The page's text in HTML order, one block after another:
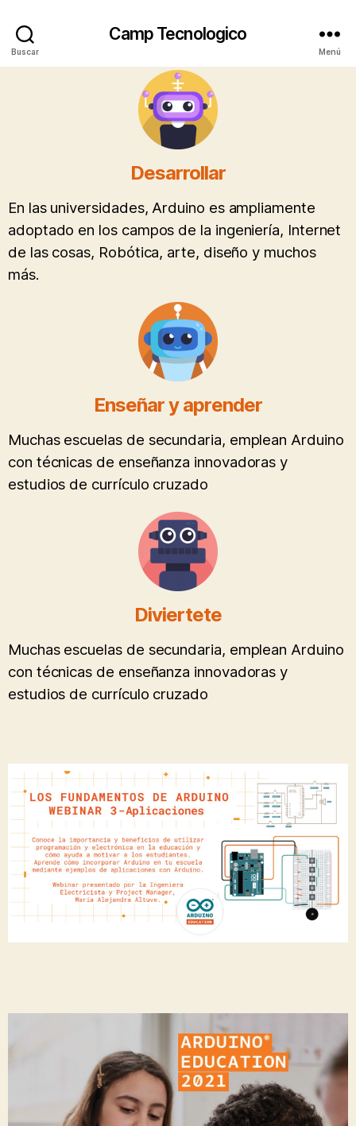
Buscar
Camp Tecnologico
Menú
Desarrollar
En las universidades, Arduino es ampliamente
adoptado en los campos de la ingeniería, Internet
de las cosas, Robótica, arte, diseño y muchos
más.
Enseñar y aprender
Muchas escuelas de secundaria, emplean Arduino
con técnicas de enseñanza innovadoras y
estudios de currículo cruzado
Diviertete
Muchas escuelas de secundaria, emplean Arduino
con técnicas de enseñanza innovadoras y
estudios de currículo cruzado